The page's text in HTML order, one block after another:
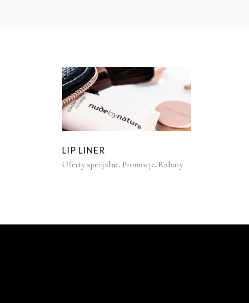
LIP LINER
Oferty specjalne Promocje Rabaty